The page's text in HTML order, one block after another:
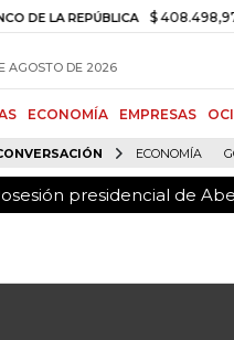
REPÚBLICA $ 408.498,97 +$
AGOSTO DE 2026
ECONOMÍA EMPRESAS
ECONOMÍA
presidencial de
presidencial de